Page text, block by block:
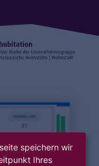
speichern wir
Ihres